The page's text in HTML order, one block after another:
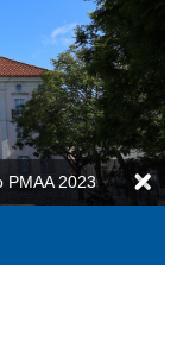
PMAA 2023